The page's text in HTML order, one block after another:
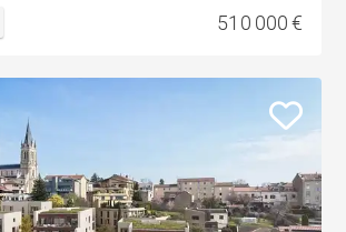
510 000 €